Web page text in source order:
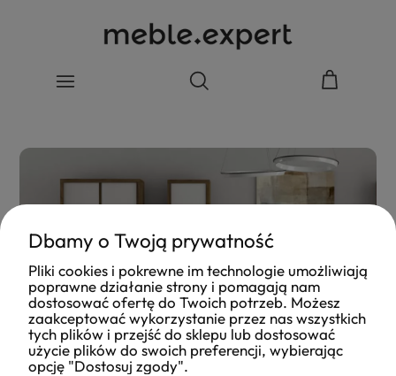
Dbamy o Twoją prywatność
Pliki cookies i pokrewne im technologie umożliwiają
poprawne działanie strony i pomagają nam
dostosować ofertę do Twoich potrzeb. Możesz
zaakceptować wykorzystanie przez nas wszystkich
tych plików i przejść do sklepu lub dostosować
użycie plików do swoich preferencji, wybierając
opcję "Dostosuj zgody".